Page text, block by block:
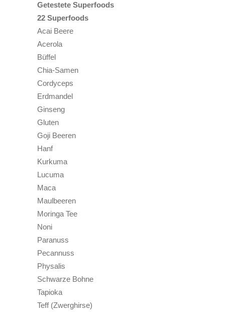
Getestete Superfoods
22 Superfoods
Acai Beere
Acerola
Büffel
Chia-Samen
Cordyceps
Erdmandel
Ginseng
Gluten
Goji Beeren
Hanf
Kurkuma
Lucuma
Maca
Maulbeeren
Moringa Tee
Noni
Paranuss
Pecannuss
Physalis
Schwarze Bohne
Tapioka
Teff (Zwerghirse)